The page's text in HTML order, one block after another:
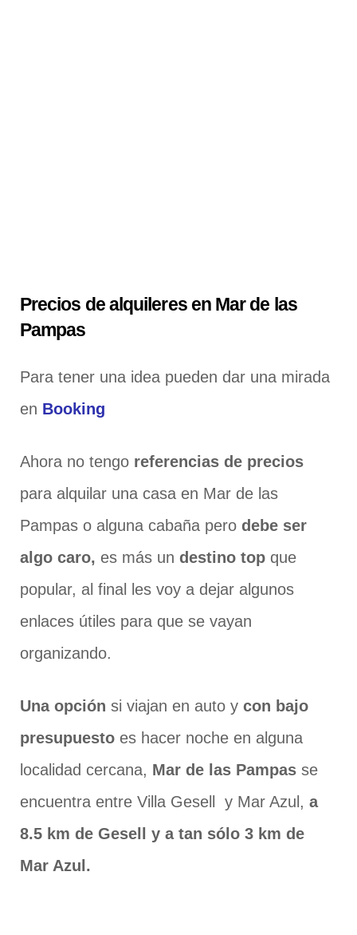
Precios de alquileres en Mar de las
Pampas
Para tener una idea pueden dar una mirada
en Booking
Ahora no tengo referencias de precios
para alquilar una casa en Mar de las
Pampas o alguna cabaña pero debe ser
algo caro, es más un destino top que
popular, al final les voy a dejar algunos
enlaces útiles para que se vayan
organizando.
Una opción si viajan en auto y con bajo
presupuesto es hacer noche en alguna
localidad cercana, Mar de las Pampas se
encuentra entre Villa Gesell y Mar Azul, a
8.5 km de Gesell y a tan sólo 3 km de
Mar Azul.